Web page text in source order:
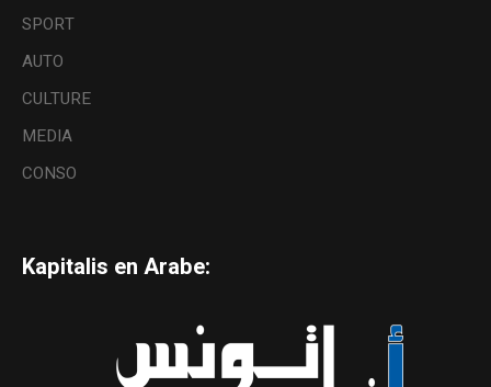
SPORT
AUTO
CULTURE
MEDIA
CONSO
Kapitalis en Arabe: